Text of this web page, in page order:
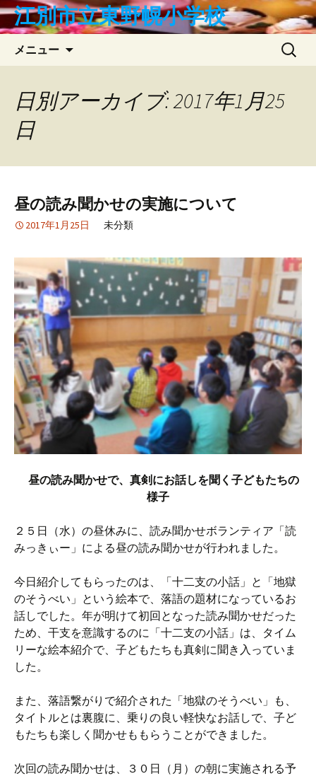
コ
ン 江別市立東野幌小学校
メニュー
検
索:
日別アーカイブ: 2017年1月25
日
昼の読み聞かせの実施について
2017年1月25日 未分類
昼の読み聞かせで、真剣にお話しを聞く子どもたちの
様子
２５日（水）の昼休みに、読み聞かせボランティア「読
みっきぃー」による昼の読み聞かせが行われました。
今日紹介してもらったのは、「十二支の小話」と「地獄
のそうべい」という絵本で、落語の題材になっているお
話しでした。年が明けて初回となった読み聞かせだった
ため、干支を意識するのに「十二支の小話」は、タイム
リーな絵本紹介で、子どもたちも真剣に聞き入っていま
した。
また、落語繋がりで紹介された「地獄のそうべい」も、
タイトルとは裏腹に、乗りの良い軽快なお話しで、子ど
もたちも楽しく聞かせももらうことができました。
次回の読み聞かせは、３０日（月）の朝に実施される予